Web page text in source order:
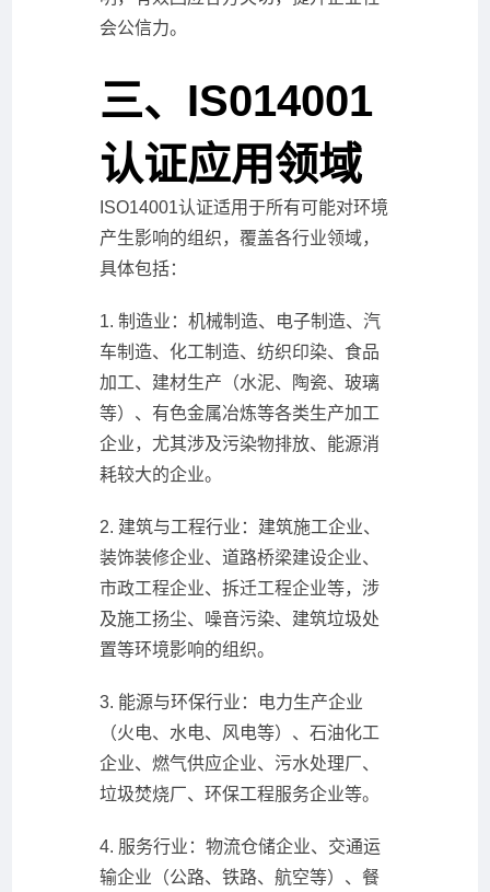
会公信力。
三、IS014001
认证应用领域
ISO14001认证适用于所有可能对环境
产生影响的组织，覆盖各行业领域，
具体包括：
1. 制造业：机械制造、电子制造、汽
车制造、化工制造、纺织印染、食品
加工、建材生产（水泥、陶瓷、玻璃
等）、有色金属冶炼等各类生产加工
企业，尤其涉及污染物排放、能源消
耗较大的企业。
2. 建筑与工程行业：建筑施工企业、
装饰装修企业、道路桥梁建设企业、
市政工程企业、拆迁工程企业等，涉
及施工扬尘、噪音污染、建筑垃圾处
置等环境影响的组织。
3. 能源与环保行业：电力生产企业
（火电、水电、风电等）、石油化工
企业、燃气供应企业、污水处理厂、
垃圾焚烧厂、环保工程服务企业等。
4. 服务行业：物流仓储企业、交通运
输企业（公路、铁路、航空等）、餐